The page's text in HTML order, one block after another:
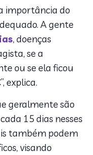
importância do
A gente
, doenças
se a
ou se ela ficou
explica.
geralmente são
15 dias nesses
também podem
visando